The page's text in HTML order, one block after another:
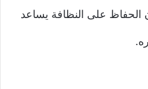
على النظافة يساعد